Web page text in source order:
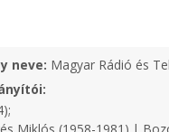
neve: Magyar Rádió és